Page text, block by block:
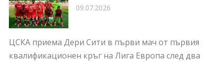
09.07.2026
ЦСКА приема Дери Сити в първи мач от първия
квалификационен кръг на Лига Европа след два